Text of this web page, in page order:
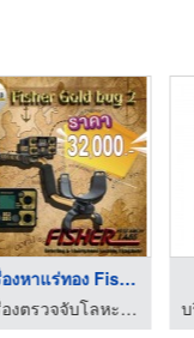
เครื่องหาแร่ทอง Fish ...
เครื่องตรวจจับโลหะ ใต้ดิน ใต้น้ำ - Gold Hunter